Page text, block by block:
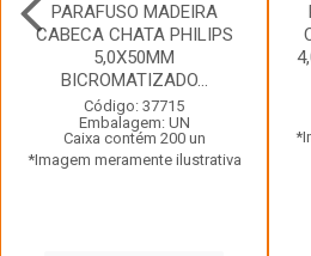
PARAFUSO MADEIRA
CABECA CHATA PHILIPS
5,0X50MM
BICROMATIZADO...
Código: 37715
Embalagem: UN
Caixa contém 200 un
*Imagem meramente ilustrativa